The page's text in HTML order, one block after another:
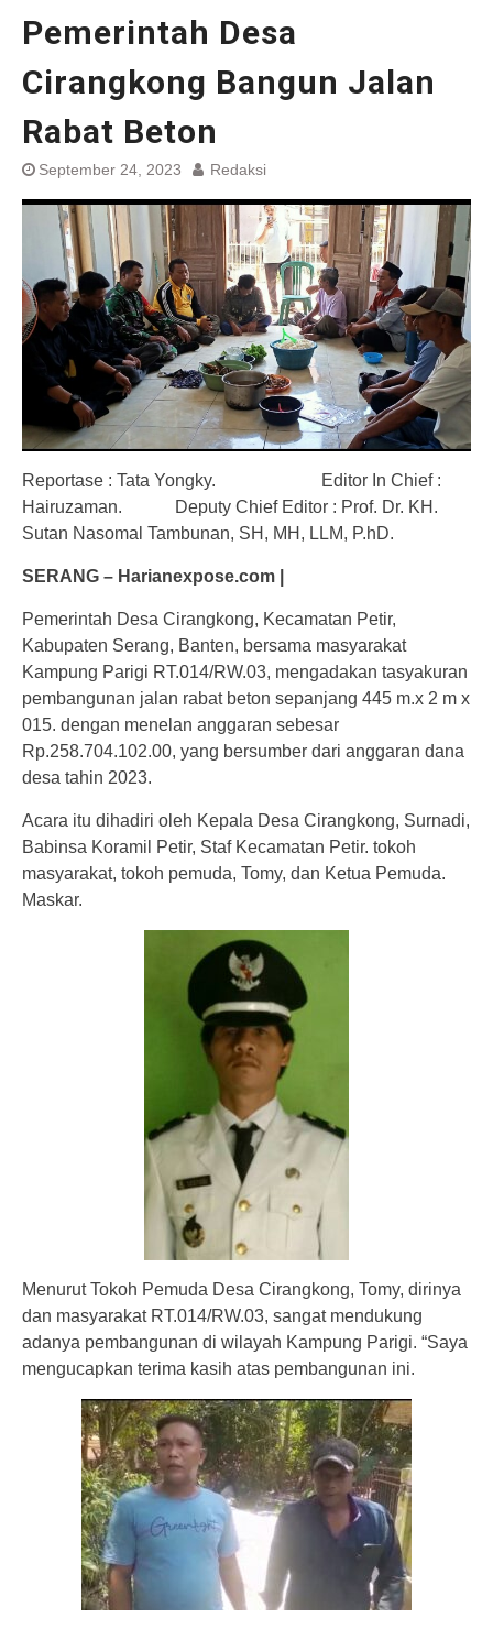
Pemerintah Desa
Cirangkong Bangun Jalan
Rabat Beton
September 24, 2023 Redaksi
Reportase : Tata Yongky. Editor In Chief :
Hairuzaman. Deputy Chief Editor : Prof. Dr. KH.
Sutan Nasomal Tambunan, SH, MH, LLM, P.hD.
SERANG – Harianexpose.com |
Pemerintah Desa Cirangkong, Kecamatan Petir,
Kabupaten Serang, Banten, bersama masyarakat
Kampung Parigi RT.014/RW.03, mengadakan tasyakuran
pembangunan jalan rabat beton sepanjang 445 m.x 2 m x
015. dengan menelan anggaran sebesar
Rp.258.704.102.00, yang bersumber dari anggaran dana
desa tahin 2023.
Acara itu dihadiri oleh Kepala Desa Cirangkong, Surnadi,
Babinsa Koramil Petir, Staf Kecamatan Petir. tokoh
masyarakat, tokoh pemuda, Tomy, dan Ketua Pemuda.
Maskar.
Menurut Tokoh Pemuda Desa Cirangkong, Tomy, dirinya
dan masyarakat RT.014/RW.03, sangat mendukung
adanya pembangunan di wilayah Kampung Parigi. “Saya
mengucapkan terima kasih atas pembangunan ini.